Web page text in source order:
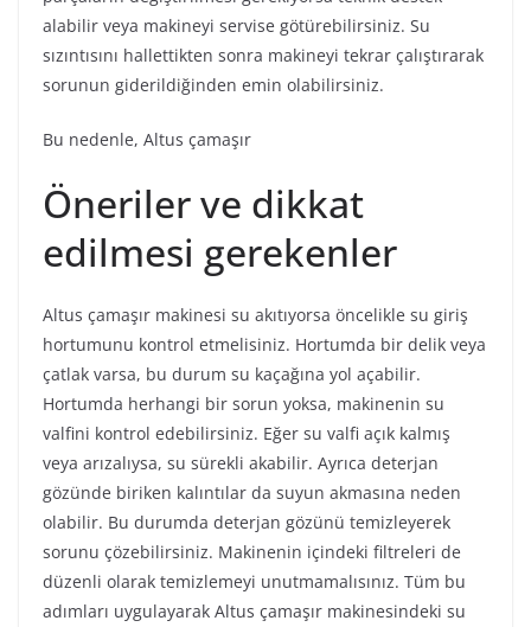
alabilir veya makineyi servise götürebilirsiniz. Su
sızıntısını hallettikten sonra makineyi tekrar çalıştırarak
sorunun giderildiğinden emin olabilirsiniz.
Bu nedenle, Altus çamaşır
Öneriler ve dikkat
edilmesi gerekenler
Altus çamaşır makinesi su akıtıyorsa öncelikle su giriş
hortumunu kontrol etmelisiniz. Hortumda bir delik veya
çatlak varsa, bu durum su kaçağına yol açabilir.
Hortumda herhangi bir sorun yoksa, makinenin su
valfini kontrol edebilirsiniz. Eğer su valfi açık kalmış
veya arızalıysa, su sürekli akabilir. Ayrıca deterjan
gözünde biriken kalıntılar da suyun akmasına neden
olabilir. Bu durumda deterjan gözünü temizleyerek
sorunu çözebilirsiniz. Makinenin içindeki filtreleri de
düzenli olarak temizlemeyi unutmamalısınız. Tüm bu
adımları uygulayarak Altus çamaşır makinesindeki su